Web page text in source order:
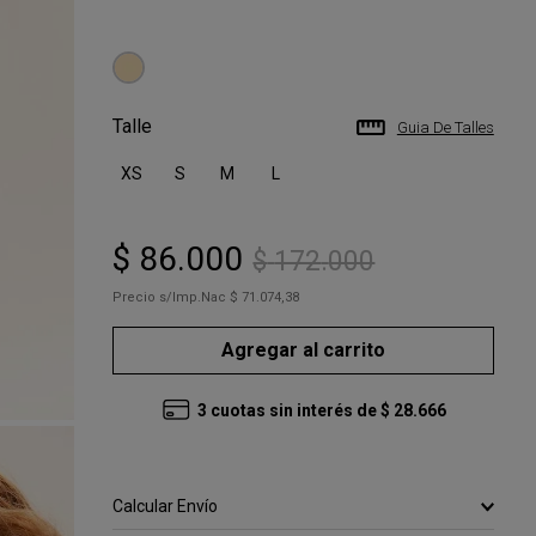
Talle
XS S M
Guia De Talles
$ 86.000 $ 172.000
Precio s/Imp.Nac $ 71.074,38
Agregar al carrito
3 cuotas sin interés de $ 28.666
Calcular Envío